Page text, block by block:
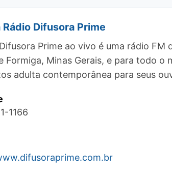
Rádio Difusora Prime
Prime ao vivo é uma rádio
Formiga, Minas Gerais, e para todo
adulta contemporânea para seus
1166